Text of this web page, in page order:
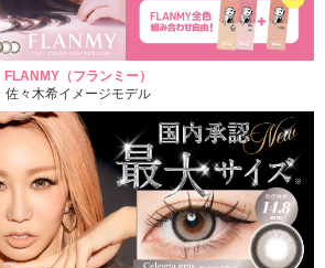
FLANMY（フランミー）
佐々木希イメージモデル